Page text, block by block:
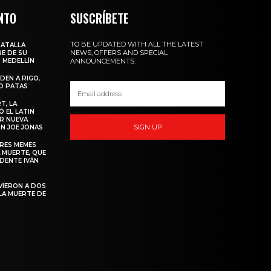
DE SU
A RIGO,
PATAS
LA
EL LATIN
NUEVA
JOE JONAS
MEMES
QUE
IVÁN
A DOS
MUERTE DE
SUSCRÍBETE
TO BE UPDATED WITH ALL THE LATEST
NEWS, OFFERS AND SPECIAL
ANNOUNCEMENTS.
SIGN UP